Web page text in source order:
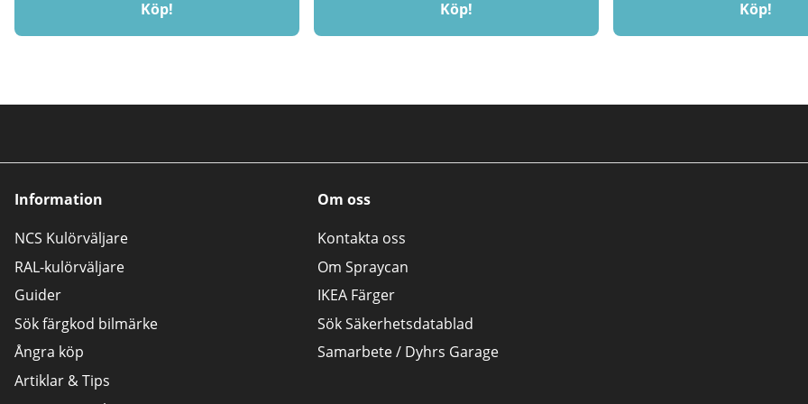
Köp! Köp! Köp!
Information
NCS Kulörväljare
RAL-kulörväljare
Guider
Sök färgkod bilmärke
Ångra köp
Artiklar & Tips
Om oss
Kontakta oss
Om Spraycan
IKEA Färger
Sök Säkerhetsdatablad
Samarbete / Dyhrs Garage